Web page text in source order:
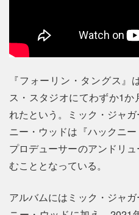
『フォーリン・タングス』
ス・スタジオにてわずか1
れたという。ミック・ジャ
ニー・ウッドは『ハックニ
プロデューサーのアンドリ
むこととなっている。
アルバムにはミック・ジャ